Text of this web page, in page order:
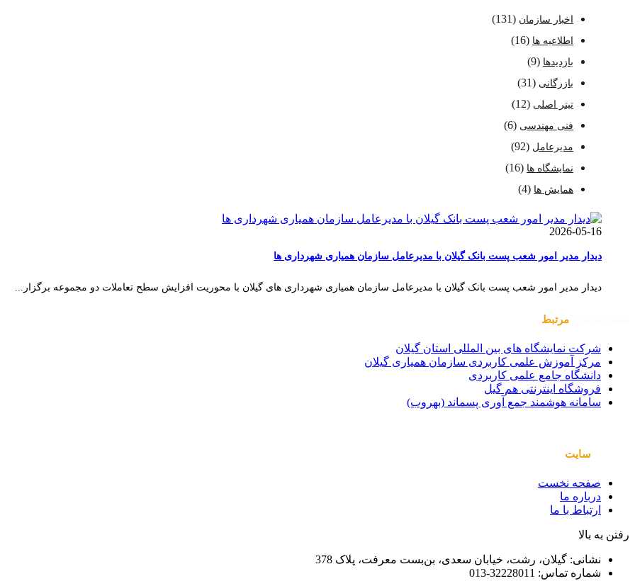
اخبار سازمان (131)
اطلاعیه ها (16)
بازدیدها (9)
بازرگانی (31)
تیتر اصلی (12)
فنی مهندسی (6)
مدیرعامل (92)
نمایشگاه ها (16)
همایش ها (4)
2026-05-16
دیدار مدیر امور شعب پست بانک گیلان با مدیرعامل سازمان همیاری شهرداری ها
دیدار مدیر امور شعب پست بانک گیلان با مدیرعامل سازمان همیاری شهرداری های گیلان با محوریت افزایش سطح تعاملات دو مجموعه برگزار...
مرتبط
شرکت نمایشگاه های بین المللی استان گیلان
مرکز آموزش علمی کاربردی سازمان همیاری گیلان
دانشگاه جامع علمی کاربردی
فروشگاه اینترنتی هم گیل
سامانه هوشمند جمع آوری پسماند (بهروب)
سایت
صفحه نخست
درباره ما
ارتباط با ما
رفتن به بالا
نشانی: گیلان، رشت، خیابان سعدی، بن‌بست معرفت، پلاک 378
شماره تماس: 32228011-013